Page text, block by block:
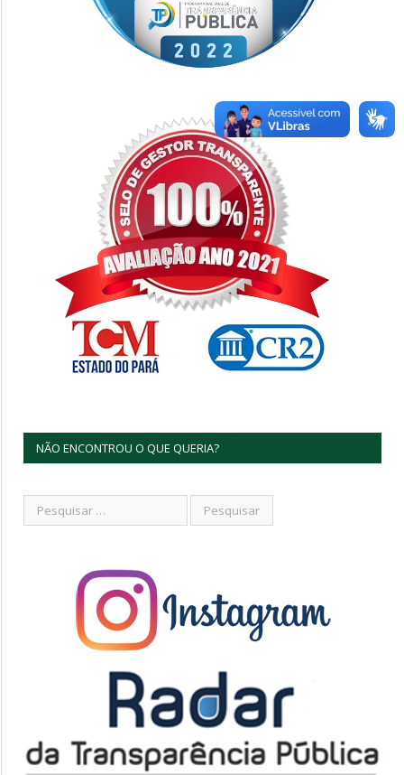
NÃO ENCONTROU O QUE QUERIA?